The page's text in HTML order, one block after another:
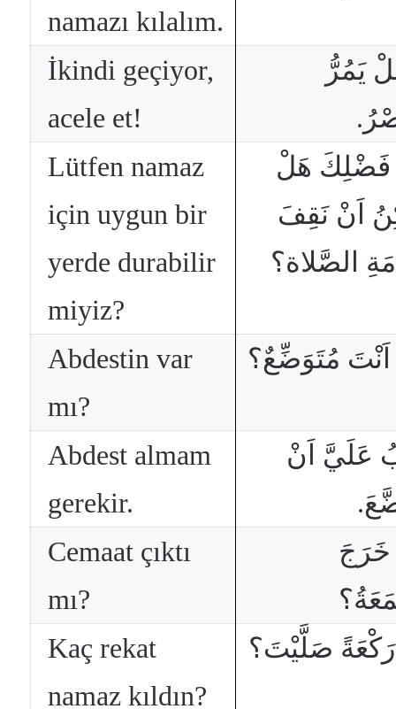
namazı kılalım.
İkindi geçiyor,
acele et!
يَمُرُّ
Lütfen namaz
için uygun bir
yerde durabilir
miyiz?
هَلْ
اَنْ نَقِفَ
الصَّلاة؟
Abdestin var
mı?
مُتَوَضِّعٌ؟
Abdest almam
gerekir.
عَلَيَّ اَنْ
Cemaat çıktı
mı?
Kaç rekat
namaz kıldın?
صَلَّيْتَ؟